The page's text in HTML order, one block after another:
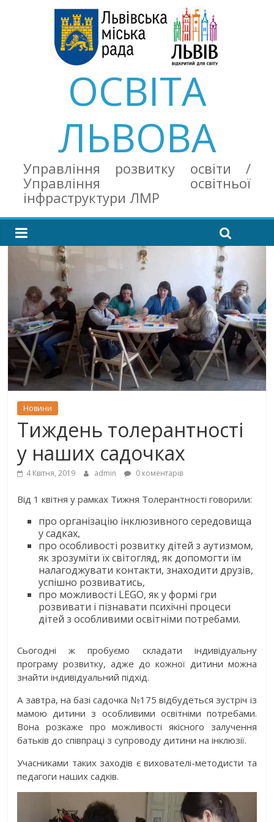
ОСВІТА
ЛЬВОВА
Управління розвитку освіти /
Управління освітньої
інфраструктури ЛМР
Новини
Тиждень толерантності
у наших садочках
4 Квітня, 2019 admin 0 коментарів
Від 1 квітня у рамках Тижня Толерантності говорили:
про організацію інклюзивного середовища
у садках,
про особливості розвитку дітей з аутизмом,
як зрозуміти їх світогляд, як допомогти їм
налагоджувати контакти, знаходити друзів,
успішно розвиватись,
про можливості LEGO, як у формі гри
розвивати і пізнавати психічні процеси
дітей з особливими освітніми потребами.
Сьогодні ж пробуємо складати індивідуальну
програму розвитку, адже до кожної дитини можна
знайти індивідуальний підхід.
А завтра, на базі садочка №175 відбудеться зустріч із
мамою дитини з особливими освітніми потребами.
Вона розкаже про можливості якісного залучення
батьків до співпраці з супроводу дитини на інклюзії.
Учасниками таких заходів є вихователі-методисти та
педагоги наших садків.